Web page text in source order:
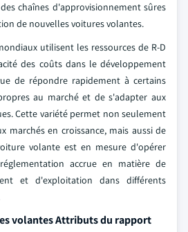
chaînes d'approvisionnement sûres
de nouvelles voitures volantes.
utilisent les ressources de R-D
des coûts dans le développement
de répondre rapidement à certains
au marché et de s'adapter aux
Cette variété permet non seulement
marchés en croissance, mais aussi de
volante est en mesure d'opérer
accrue en matière de
et d'exploitation dans différents
volantes Attributs du rapport